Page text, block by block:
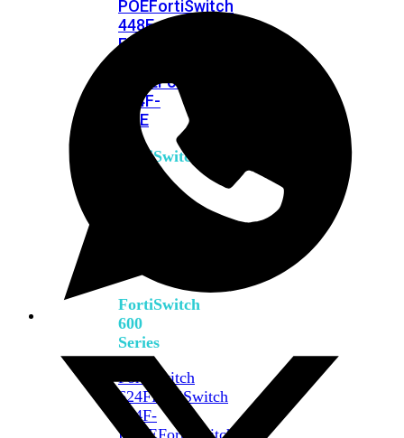
POEFortiSwitch
448E-
FPOE
FPOEFortiSwitchRugged
424F-
POE
FortiSwitch
FortiSwitch
600
Series
FortiSwitch
624FFortiSwitch
624F-
FPOEFortiSwitch